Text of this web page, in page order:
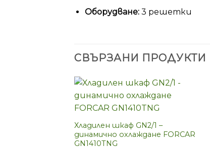
Оборудване: 3 решетки
СВЪРЗАНИ ПРОДУКТИ
Хладилен шкаф GN2/1 –
динамично охлаждане FORCAR
GN1410TNG